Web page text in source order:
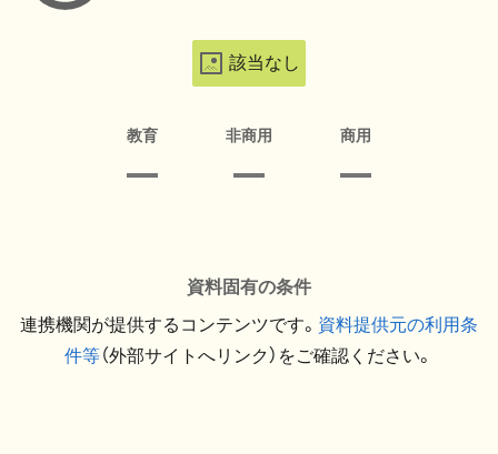
該当なし
教育 非商用 商用
資料固有の条件
連携機関が提供するコンテンツです。 資料提供元の利用条
件等（外部サイトへリンク）をご確認ください。